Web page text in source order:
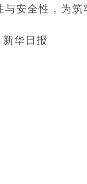
与安全性，为筑
华日报